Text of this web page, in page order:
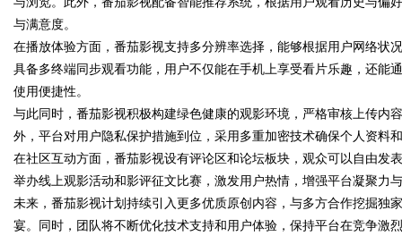
!
与满意度。
在播放体验方面，番茄影视支持多分辨率选择，能够根据用户网络状
具备多终端同步观看功能，用户不仅能在手机上享受看片乐趣，还能
使用便捷性。
与此同时，番茄影视积极构建绿色健康的观影环境，严格审核上传内
外，平台对用户隐私保护措施到位，采用多重加密技术确保个人资料
在社区互动方面，番茄影视设有评论区和论坛板块，观众可以自由发
举办线上观影活动和影评征文比赛，激发用户热情，增强平台凝聚力
未来，番茄影视计划持续引入更多优质原创内容，与多方合作挖掘独
宴。同时，团队将不断优化技术支持和用户体验，保持平台在竞争激